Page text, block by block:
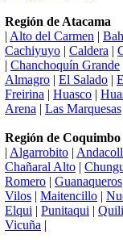
Región de Atacama
| Alto del Carmen |
Cachiyuyo | Caldera |
| Chanchoquín Grande
Almagro | El Salado |
Freirina | Huasco |
Arena | Las Marquesas
Región de Coquimbo
| Algarrobito |
Chañaral Alto |
Romero | Guanaqueros
Vilos | Maitencillo |
Elqui | Punitaqui |
Vicuña |